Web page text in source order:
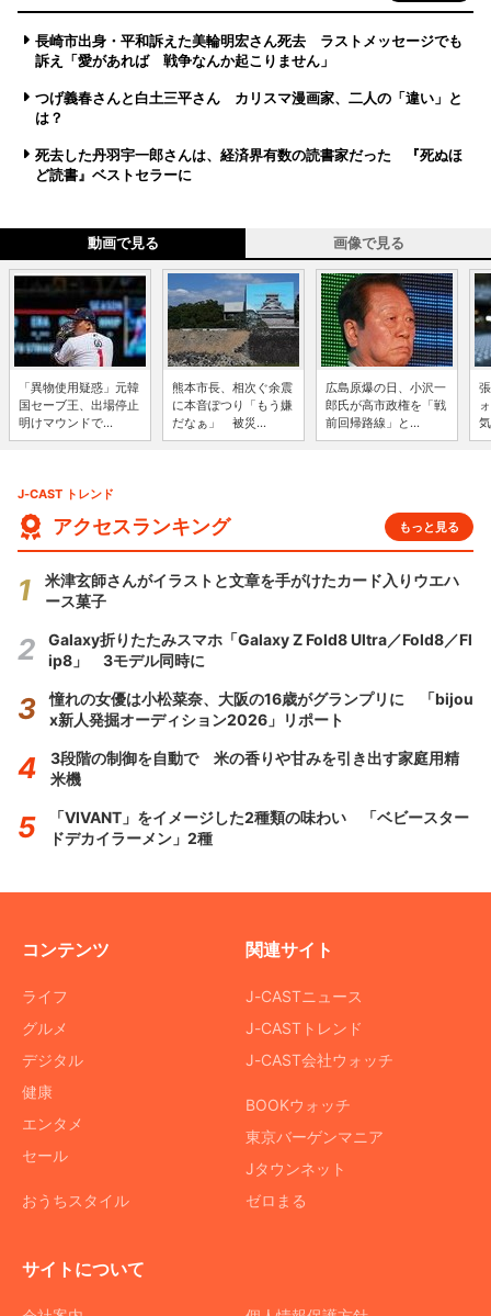
長崎市出身・平和訴えた美輪明宏さん死去 ラストメッセージでも
訴え「愛があれば 戦争なんか起こりません」
つげ義春さんと白土三平さん カリスマ漫画家、二人の「違い」と
は？
死去した丹羽宇一郎さんは、経済界有数の読書家だった 『死ぬほ
ど読書』ベストセラーに
動画で見る 画像で見る
「異物使用疑惑」元韓
国セーブ王、出場停止
明けマウンドで...
熊本市長、相次ぐ余震
に本音ぽつり「もう嫌
だなぁ」 被災...
広島原爆の日、小沢一
郎氏が高市政権を「戦
前回帰路線」と...
J-CAST トレンド
アクセスランキング もっと見る
米津玄師さんがイラストと文章を手がけたカード入りウエハ
ース菓子
Galaxy折りたたみスマホ「Galaxy Z Fold8 Ultra／Fold8／Fl
ip8」 3モデル同時に
憧れの女優は小松菜奈、大阪の16歳がグランプリに 「bijou
x新人発掘オーディション2026」リポート
3段階の制御を自動で 米の香りや甘みを引き出す家庭用精
米機
「VIVANT」をイメージした2種類の味わい 「ベビースター
ドデカイラーメン」2種
コンテンツ
ライフ
グルメ
デジタル
健康
エンタメ
セール
おうちスタイル
関連サイト
J-CASTニュース
J-CASTトレンド
J-CAST会社ウォッチ
BOOKウォッチ
東京バーゲンマニア
Jタウンネット
ゼロまる
サイトについて